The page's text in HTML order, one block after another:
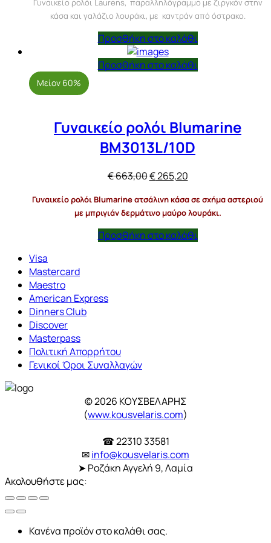
was:
€ 145,00.
τιμή
είναι:
€ 72,50.
κάσα και γαλάζιο λουράκι, με καντράν από όστρακο.
Προσθήκη στο καλάθι
Προσθήκη στο καλάθι
Μείον 60%
Γυναικείο ρολόι Blumarine
BM3013L/10D
€663,00Original
was:
€ 663,00.
€265,20Η
τιμή
είναι:
€ 265,20.
Γυναικείο ρολόι Blumarine ατσάλινη κάσα σε σχήμα αστεριού
με μπριγιάν δερμάτινο μαύρο λουράκι.
Προσθήκη στο καλάθι
Visa
Mastercard
Maestro
American Express
Dinners Club
Discover
Masterpass
Πολιτική Απορρήτου
Γενικοί Όροι Συναλλαγών
© 2026 ΚΟΥΣΒΕΛΑΡΗΣ
(www.kousvelaris.com)
☎ 22310 33581
✉info@kousvelaris.com
➤ Ροζάκη Αγγελή 9, Λαμία
Ακολουθήστε μας:
Κανένα προϊόν στο καλάθι σας.